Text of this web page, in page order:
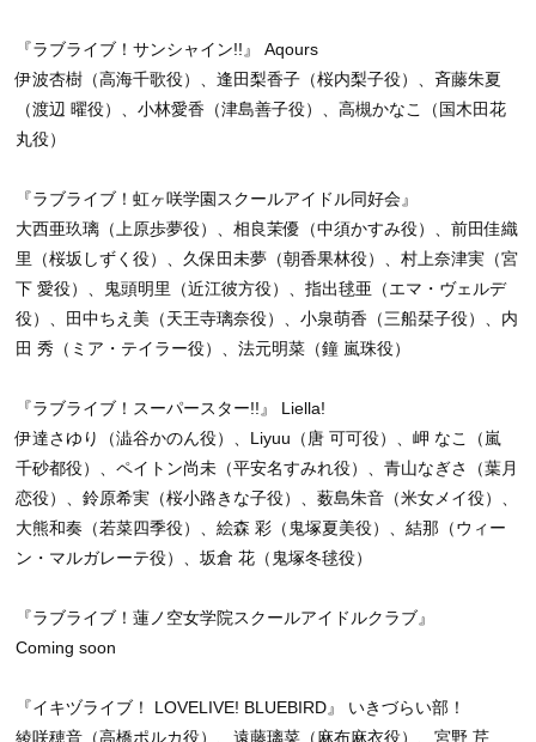
『ラブライブ！サンシャイン!!』 Aqours
伊波杏樹（高海千歌役）、逢田梨香子（桜内梨子役）、斉藤朱夏
（渡辺 曜役）、小林愛香（津島善子役）、高槻かなこ（国木田花
丸役）
『ラブライブ！虹ヶ咲学園スクールアイドル同好会』
大西亜玖璃（上原歩夢役）、相良茉優（中須かすみ役）、前田佳織
里（桜坂しずく役）、久保田未夢（朝香果林役）、村上奈津実（宮
下 愛役）、鬼頭明里（近江彼方役）、指出毬亜（エマ・ヴェルデ
役）、田中ちえ美（天王寺璃奈役）、小泉萌香（三船栞子役）、内
田 秀（ミア・テイラー役）、法元明菜（鐘 嵐珠役）
『ラブライブ！スーパースター!!』 Liella!
伊達さゆり（澁谷かのん役）、Liyuu（唐 可可役）、岬 なこ（嵐
千砂都役）、ペイトン尚未（平安名すみれ役）、青山なぎさ（葉月
恋役）、鈴原希実（桜小路きな子役）、薮島朱音（米女メイ役）、
大熊和奏（若菜四季役）、絵森 彩（鬼塚夏美役）、結那（ウィー
ン・マルガレーテ役）、坂倉 花（鬼塚冬毬役）
『ラブライブ！蓮ノ空女学院スクールアイドルクラブ』
Coming soon
『イキヅライブ！ LOVELIVE! BLUEBIRD』 いきづらい部！
綾咲穂音（高橋ポルカ役）、遠藤璃菜（麻布麻衣役）、宮野 芹